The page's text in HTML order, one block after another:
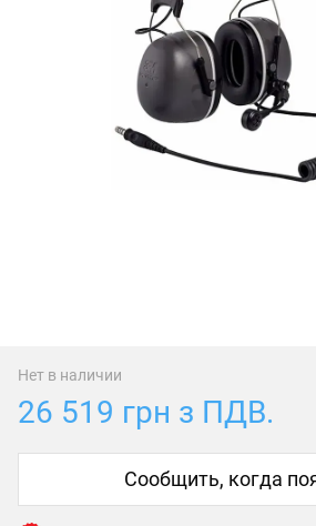
Нет в наличии
26 519 грн з ПДВ.
Сообщить, когда